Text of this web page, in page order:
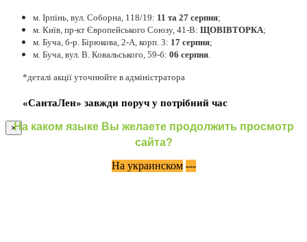
м. Ірпінь, вул. Соборна, 118/19: 11 та 27 серпня;
м. Київ, пр-кт Європейського Союзу, 41-В: ЩОВІВТОРКА;
м. Буча, б-р. Бірюкова, 2-А, корп. 3: 17 серпня;
м. Буча, вул. В. Ковальського, 59-б: 06 серпня
*деталі акції уточнюйте в адміністратора
«СантаЛен» завжди поруч у потрібний час
×На каком языке Вы желаете продолжить просмотр
сайта?
На украинском ---